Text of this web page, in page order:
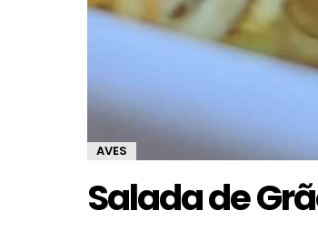
AVES
Salada de